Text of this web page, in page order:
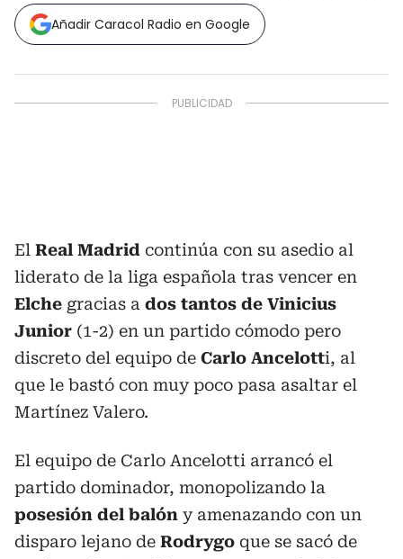
Añadir Caracol Radio en Google
El Real Madrid continúa con su asedio al
liderato de la liga española tras vencer en
Elche gracias a dos tantos de Vinicius
Junior (1-2) en un partido cómodo pero
discreto del equipo de Carlo Ancelotti, al
que le bastó con muy poco pasa asaltar el
Martínez Valero.
El equipo de Carlo Ancelotti arrancó el
partido dominador, monopolizando la
posesión del balón y amenazando con un
disparo lejano de Rodrygo que se sacó de